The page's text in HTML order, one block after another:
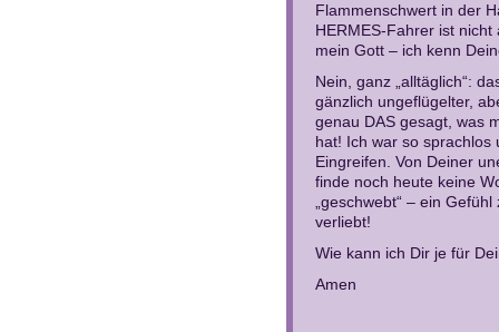
Flammenschwert in der
HERMES-Fahrer ist
mein Gott – ich kenn
Nein, ganz „alltäglich“:
gänzlich ungeflügelter,
genau DAS gesagt, was
hat! Ich war so sprachlos
Eingreifen. Von Deiner
finde noch heute keine
„geschwebt“ – ein
verliebt!
Wie kann ich Dir je für
Amen